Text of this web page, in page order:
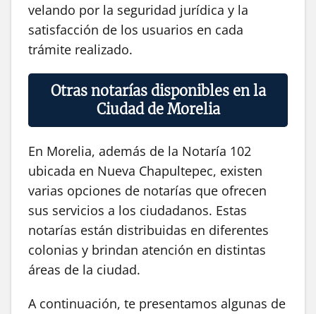
velando por la seguridad jurídica y la
satisfacción de los usuarios en cada
trámite realizado.
Otras notarías disponibles en la
Ciudad de Morelia
En Morelia, además de la Notaría 102
ubicada en Nueva Chapultepec, existen
varias opciones de notarías que ofrecen
sus servicios a los ciudadanos. Estas
notarías están distribuidas en diferentes
colonias y brindan atención en distintas
áreas de la ciudad.
A continuación, te presentamos algunas de